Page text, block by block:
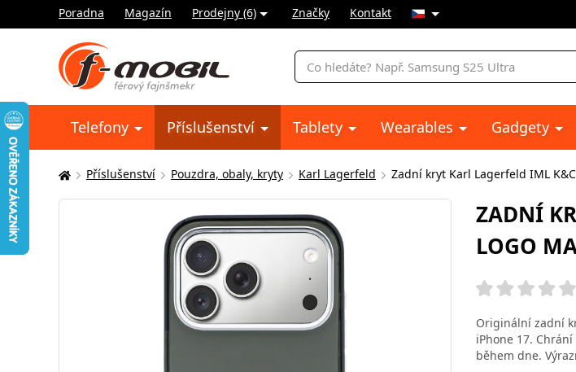
Poradna Magazín Prodejny (6) Značky Kontakt
Vyhledávání
Telefony Příslušenství Tablety Wearables Gadgety
Zde
se
Příslušenství Pouzdra, obaly, kryty Karl Lagerfeld Zadní kryt Karl Lagerfeld IML
ZADNÍ
LOGO
Originální zadní
iPhone 17.
během dne.